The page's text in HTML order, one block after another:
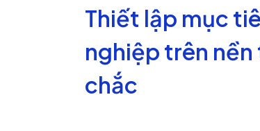
Thiết lập mục
nghiệp trên
chắc